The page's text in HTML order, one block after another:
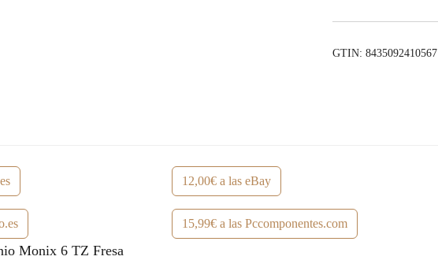
GTIN: 8435092410567
12,00€ a las eBay
15,99€ a las Pccomponentes.com
Monix 6 TZ Fresa